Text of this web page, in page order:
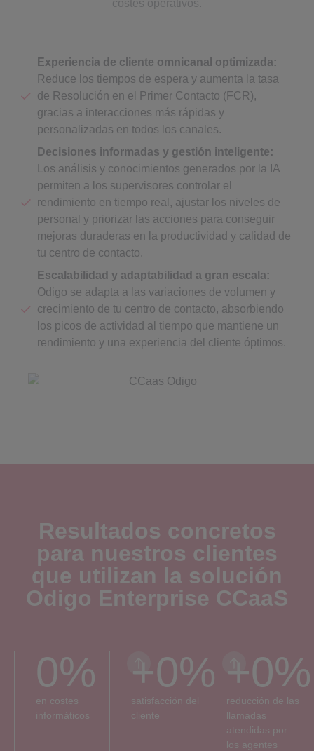
costes operativos.
Experiencia de cliente omnicanal optimizada:
Reduce los tiempos de espera y aumenta la tasa
de Resolución en el Primer Contacto (FCR),
gracias a interacciones más rápidas y
personalizadas en todos los canales.
Decisiones informadas y gestión inteligente:
Los análisis y conocimientos generados por la IA
permiten a los supervisores controlar el
rendimiento en tiempo real, ajustar los niveles de
personal y priorizar las acciones para conseguir
mejoras duraderas en la productividad y calidad de
tu centro de contacto.
Escalabilidad y adaptabilidad a gran escala:
Odigo se adapta a las variaciones de volumen y
crecimiento de tu centro de contacto, absorbiendo
los picos de actividad al tiempo que mantiene un
rendimiento y una experiencia del cliente óptimos.
Resultados concretos
para nuestros clientes
que utilizan la solución
Odigo Enterprise CCaaS
en costes
informáticos
0%
satisfacción del
cliente
+0%
reducción de las
llamadas
atendidas por
los agentes
+0%